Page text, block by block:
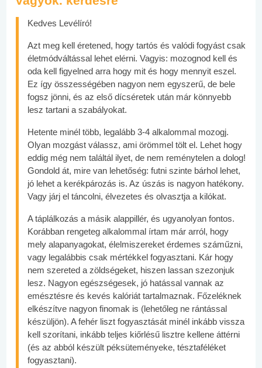
Kedves Levélíró!
Azt meg kell éretened, hogy tartós és valódi fogyást csak
életmódváltással lehet elérni. Vagyis: mozognod kell és
oda kell figyelned arra hogy mit és hogy mennyit eszel.
Ez így összességében nagyon nem egyszerű, de bele
fogsz jönni, és az első dícséretek után már könnyebb
lesz tartani a szabályokat.
Hetente minél több, legalább 3-4 alkalommal mozogj.
Olyan mozgást válassz, ami örömmel tölt el. Lehet hogy
eddig még nem találtál ilyet, de nem reménytelen a dolog!
Gondold át, mire van lehetőség: futni szinte bárhol lehet,
jó lehet a kerékpározás is. Az úszás is nagyon hatékony.
Vagy járj el táncolni, élvezetes és olvasztja a kilókat.
A táplálkozás a másik alappillér, és ugyanolyan fontos.
Korábban rengeteg alkalommal írtam már arról, hogy
mely alapanyagokat, élelmiszereket érdemes száműzni,
vagy legalábbis csak mértékkel fogyasztani. Kár hogy
nem szereted a zöldségeket, hiszen lassan szezonjuk
lesz. Nagyon egészségesek, jó hatással vannak az
emésztésre és kevés kalóriát tartalmaznak. Főzeléknek
elkészítve nagyon finomak is (lehetőleg ne rántással
készüljön). A fehér liszt fogyasztását minél inkább vissza
kell szorítani, inkább teljes kiőrlésű lisztre kellene áttérni
(és az abból készült péksüteményeke, tésztaféléket
fogyasztani).